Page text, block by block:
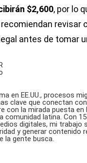
$2,600, por lo
revisar
antes de tomar
en EE.UU., procesos
clave que conectan
con la mirada puesta en
comunidad latina. Con
digitales, mi trabajo
y generar contenido
la gente busca.